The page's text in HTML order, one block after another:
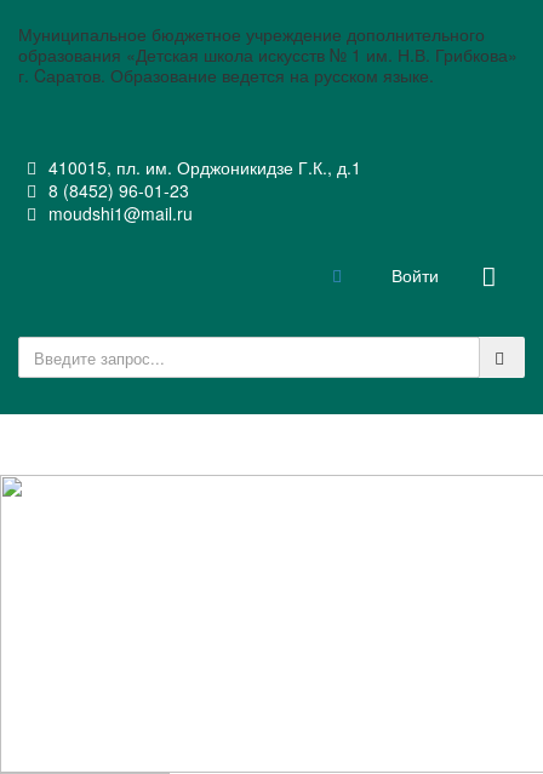
Муниципальное бюджетное учреждение дополнительного
образования «Детская школа искусств № 1 им. Н.В. Грибкова»
г. Cаратов. Образование ведется на русском языке.
410015, пл. им. Орджоникидзе Г.К., д.1
8 (8452) 96-01-23
moudshi1@mail.ru
Войти